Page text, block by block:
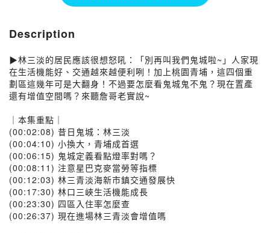
Description
▶林三淡的居民應該很想怒吼：「別再叫我們鬼城啦~」人家現
在生活機能好、交通越來越便利咧！加上桃園青埔，這四個重
劃區這幾年可是大翻身！不過要怎麼看鬼城鬼不鬼？現在置產
還有增值空間嗎？來聽詹哥老實說~
｜本集重點｜
(00:02:08) 昔日鬼城：林三淡
(00:04:10) 小換大，青埔成首選
(00:06:15) 鬼城定義看點燈率對嗎？
(00:08:11) 注意星巴克麥當勞等指標
(00:12:03) 林三青淡海新市鎮交通發展快
(00:17:30) 林口三峽生活機能成長
(00:23:30) 四區入住率怎麼查
(00:26:37) 現在進場林三青淡會增值嗎